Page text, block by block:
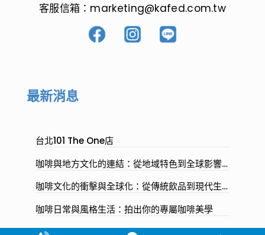
客服信箱：marketing@kafed.com.tw
最新消息
台北101 The One店
咖啡與地方文化的連結：從地域特色到全球影響
的深度解析
咖啡文化的衝擊與全球化：從傳統飲品到現代生
活方式的演進
咖啡日常與風格生活：拍出你的專屬咖啡美學